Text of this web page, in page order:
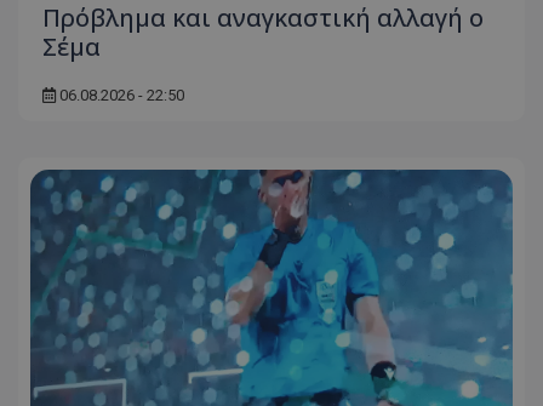
Πρόβλημα και αναγκαστική αλλαγή ο
Σέμα
06.08.2026 - 22:50